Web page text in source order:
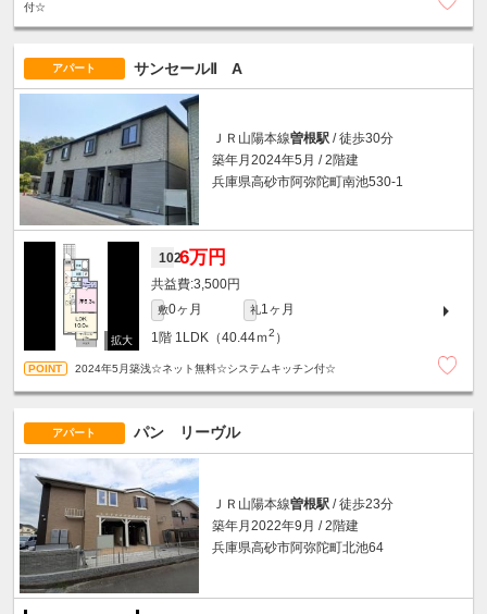
付☆
アパート サンセールⅡ A
ＪＲ山陽本線曽根駅 / 徒歩30分
築年月2024年5月 / 2階建
兵庫県高砂市阿弥陀町南池530-1
1026万円
3,500円
敷0ヶ月 礼1ヶ月
1階 1LDK（40.44ｍ2 ）
2024年5月築浅☆ネット無料☆システムキッチン付☆
アパート パン リーヴル
ＪＲ山陽本線曽根駅 / 徒歩23分
築年月2022年9月 / 2階建
兵庫県高砂市阿弥陀町北池64